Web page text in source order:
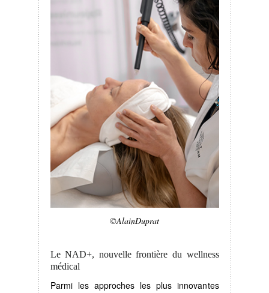
©AlainDuprat
Le NAD+, nouvelle frontière du wellness
médical
Parmi les approches les plus innovantes